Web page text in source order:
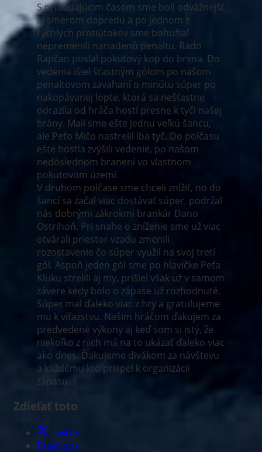
S pribúdajúcim časom sme boli odvážnejší
aj smerom dopredu a po jednom z
rýchlych protiútokov sme bohužiaľ
nepremenili nariadenú penaltu. Rado
Rapčan poslal pokutový kop do brvna. Do
vedenia išiel šťastným gólom po našom
penaltovom zavahaní o minútu súper po
nakopávanej lopte, ktorá sa nešťastne
odrazila od hráča hostí presne k tyči našej
brány. Mali sme ešte jednu veľkú šancu,
ale Peťo Mičo nastrelil iba tyč. Do polčasu
ešte hostia zvýšili vedenie, po našom
nedôslednom branení vo vlastnom
pokutovom území.
V druhom polčase sme chceli znížiť, no do
šancí sa začal viac dostávať súper, podržal
nás dobrými zákrokmi brankár Dano
Ostrihoň. Pri snahe o zníženie sme už viac
otvárali priestor vzadu zmenili
rozostavenie čo súper využil na svoj tretí
gól. Aspoň jeden gól sme po hlavičke Peťa
Kluku strelili aj my, prišiel však už v samom
závere kedy bolo o zápase už rozhodnuté.
Súper mal ďaleko viac z hry a gratulujeme
mu k víťazstvu. Našim hráčom ďakujem za
predvedené výkony aj keď som si istý, že
niekoľko z nich má na to ukázať ďaleko viac
ako dnes. Ďakujeme divákom za návštevu
a každému kto prispel k organizácii
zápasu.
Zdieľať toto
Twitter
Facebook